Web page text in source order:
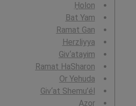
H̱olon
Bat Yam
Ramat Gan
Herzliyya
Giv‘atayim
Ramat HaSharon
Or Yehuda
Giv‘at Shemu’él
Azor